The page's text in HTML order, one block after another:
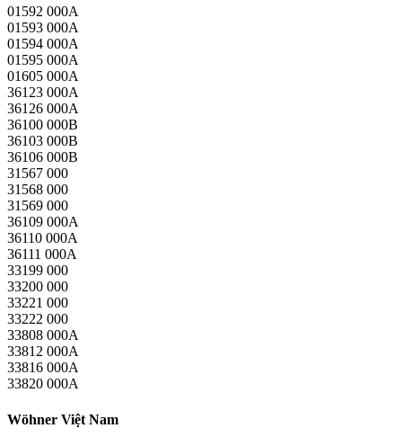
01592 000A
01593 000A
01594 000A
01595 000A
01605 000A
36123 000A
36126 000A
36100 000B
36103 000B
36106 000B
31567 000
31568 000
31569 000
36109 000A
36110 000A
36111 000A
33199 000
33200 000
33221 000
33222 000
33808 000A
33812 000A
33816 000A
33820 000A
Wöhner Việt Nam